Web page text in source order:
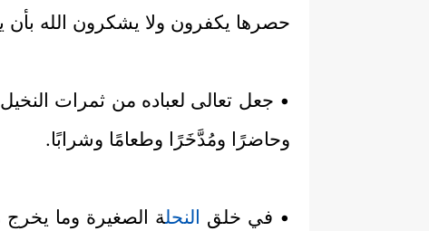
حصرها يكفرون ولا يشكرون الله بأن
• جعل تعالى لعباده من ثمرات النخيل
وحاضرًا ومُدَّخَرًا وطعامًا وشرابًا.
• في خلق النحلة الصغيرة وما